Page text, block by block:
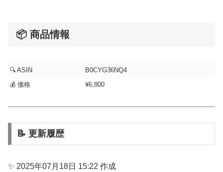
📦 商品情報
🔍 ASIN
B0CYG36NQ4
💰 価格
¥6,800
📝 更新履歴
✨ 2025年07月18日 15:22 作成